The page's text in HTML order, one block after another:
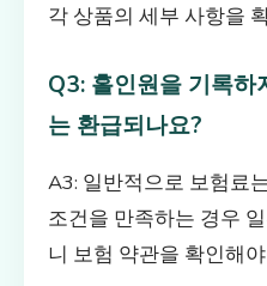
각 상품의 세부 사항을
Q3: 홀인원을 기록하
는 환급되나요?
A3: 일반적으로 보험료
조건을 만족하는 경우
니 보험 약관을 확인해